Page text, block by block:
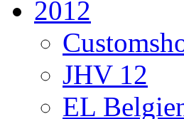
2012
JHV 12
EL